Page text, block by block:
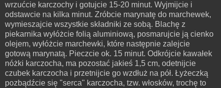
wrzućcie karczochy i gotujcie 15-20 minut. Wyjmijcie i
odstawcie na kilka minut. Zróbcie marynatę do marchewek,
wymieszajcie wszystkie składniki ze sobą. Blachę z
piekarnika wyłóżcie folią aluminiową, posmarujcie ją cienko
olejem, wyłóżcie marchewki, które następnie zalejcie
gotową marynatą. Pieczcie ok. 15 minut. Odkrójcie kawałek
nóżki karczocha, ma pozostać jakieś 1,5 cm, odetnijcie
czubek karczocha i przetnijcie go wzdłuż na pół. Łyżeczką
pozbądźcie się "serca" karczocha, tzw. włosków, trochę to